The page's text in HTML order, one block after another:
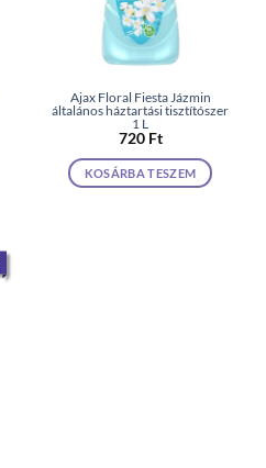
Ajax Floral Fiesta Jázmin
általános háztartási tisztítószer
1 L
720 Ft
KOSÁRBA TESZEM